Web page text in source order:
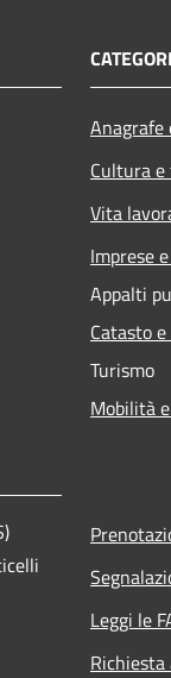
Cultura
Vita
Imprese
Appalti
Catasto
Turismo
Mobilità
Leggi le